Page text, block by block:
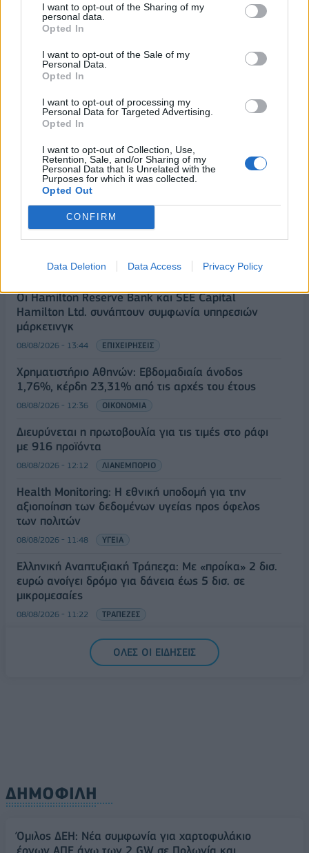
I want to opt-out of the Sharing of my
personal data.
Opted In
I want to opt-out of the Sale of my
Personal Data.
Opted In
I want to opt-out of processing my
Personal Data for Targeted Advertising.
Opted In
I want to opt-out of Collection, Use,
Retention, Sale, and/or Sharing of my
Personal Data that Is Unrelated with the
Purposes for which it was collected.
Opted Out
CONFIRM
Data Deletion Data Access Privacy Policy
Κορυφώνεται η έξοδος του Αυγούστου – Πάνω από
56.000 επιβάτες αναχωρούν σήμερα από τα
08/08/2026 - 14:30 ΕΛΛΑΔΑ
– Τα έργα Antinero και η «μάχη» πριν από τις
βροχές
Ειδικό Χωροταξικό για τον Τουρισμό: Οι νέοι
κανόνες για επενδύσεις, νησιά και προορισμούς υπό
πίεση
08/08/2026 - 13:21
Υπουργείο Εργασίας: Ο “χάρτης” των πληρωμών
08/08/2026 - 12:58 ΟΙΚΟΝΟΜΙΑ
Οι Hamilton Reserve Bank και SEE Capital
Hamilton Ltd. συνάπτουν συμφωνία υπηρεσιών
μάρκετινγκ
08/08/2026 - 13:44 ΕΠΙΧΕΙΡΗΣΕΙΣ
Χρηματιστήριο Αθηνών: Εβδομαδιαία άνοδος
1,76%, κέρδη 23,31% από τις αρχές του έτους
08/08/2026 - 12:36 ΟΙΚΟΝΟΜΙΑ
Διευρύνεται η πρωτοβουλία για τις τιμές στο ράφι
με 916 προϊόντα
08/08/2026 - 12:12 ΛΙΑΝΕΜΠΟΡΙΟ
Health Monitoring: Η εθνική υποδομή για την
αξιοποίηση των δεδομένων υγείας προς όφελος
των πολιτών
08/08/2026 - 11:48 ΥΓΕΙΑ
Ελληνική Αναπτυξιακή Τράπεζα: Με «προίκα» 2 δισ.
ευρώ ανοίγει δρόμο για δάνεια έως 5 δισ. σε
μικρομεσαίες
08/08/2026 - 11:22 ΤΡΑΠΕΖΕΣ
5G παντού, 6G στον ορίζοντα: Πού βρίσκεται η
Ελλάδα στη μεγάλη τεχνολογική μετάβαση
ΟΛΕΣ ΟΙ ΕΙΔΗΣΕΙΣ
ΔΗΜΟΦΙΛΗ
Όμιλος ΔΕΗ: Νέα συμφωνία για χαρτοφυλάκιο
έργων ΑΠΕ άνω των 2 GW σε Πολωνία και